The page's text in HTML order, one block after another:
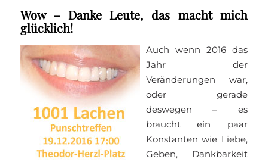
Wow – Danke Leute, das macht mich
glücklich!
Auch wenn 2016 das
Jahr der
Veränderungen war,
oder gerade
deswegen – es
braucht ein paar
Konstanten wie Liebe,
Geben, Dankbarkeit